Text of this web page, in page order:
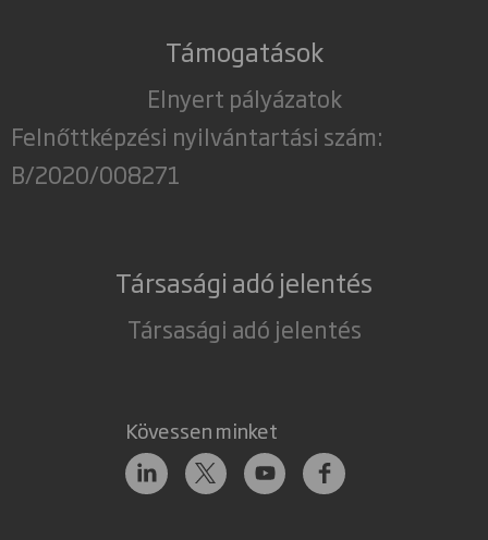
Támogatások
Elnyert pályázatok
Felnőttképzési nyilvántartási szám:
B/2020/008271
Társasági adó jelentés
Társasági adó jelentés
Kövessen minket